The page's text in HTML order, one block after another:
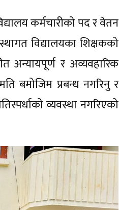
कर्मचारीको पद र वेतन
विद्यालयका शिक्षकको
अन्यायपूर्ण र अव्यवहारिक
बमोजिम प्रबन्ध नगरिनु र
व्यवस्था नगरिएको